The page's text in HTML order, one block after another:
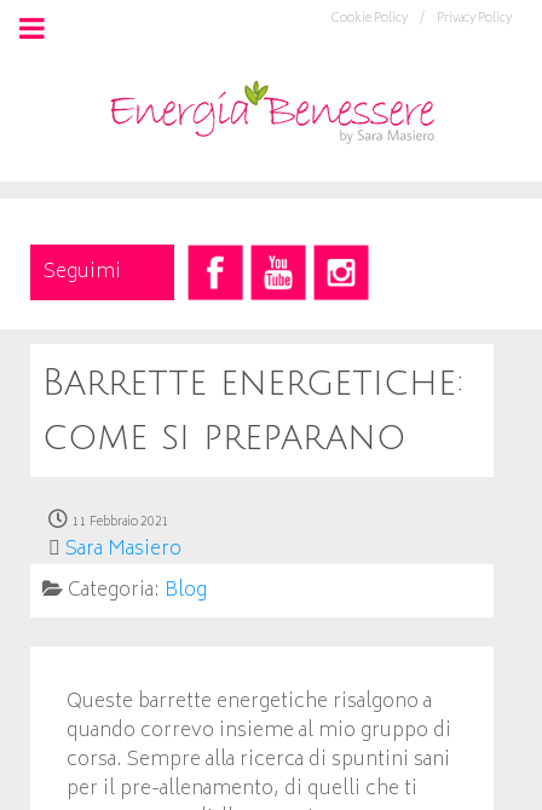
Privacy Policy
Cookie Policy /
Seguimi
Barrette energetiche:
come si preparano
11 Febbraio 2021
Sara Masiero
Categoria: Blog
Queste barrette energetiche risalgono a
quando correvo insieme al mio gruppo di
corsa. Sempre alla ricerca di spuntini sani
per il pre-allenamento, di quelli che ti